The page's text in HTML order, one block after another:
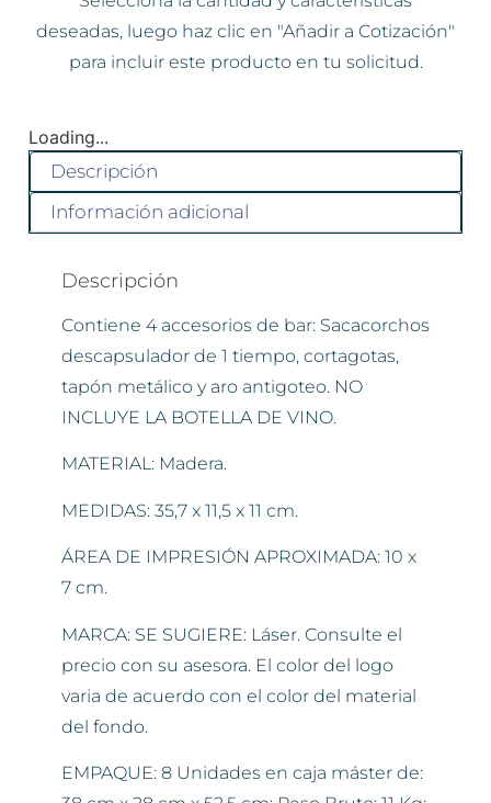
deseadas, luego haz clic en "Añadir a Cotización"
para incluir este producto en tu solicitud.
Loading...
Descripción
Información adicional
Descripción
Contiene 4 accesorios de bar: Sacacorchos
descapsulador de 1 tiempo, cortagotas,
tapón metálico y aro antigoteo. NO
INCLUYE LA BOTELLA DE VINO.
MATERIAL: Madera.
MEDIDAS: 35,7 x 11,5 x 11 cm.
ÁREA DE IMPRESIÓN APROXIMADA: 10 x
7 cm.
MARCA: SE SUGIERE: Láser. Consulte el
precio con su asesora. El color del logo
varia de acuerdo con el color del material
del fondo.
EMPAQUE: 8 Unidades en caja máster de: